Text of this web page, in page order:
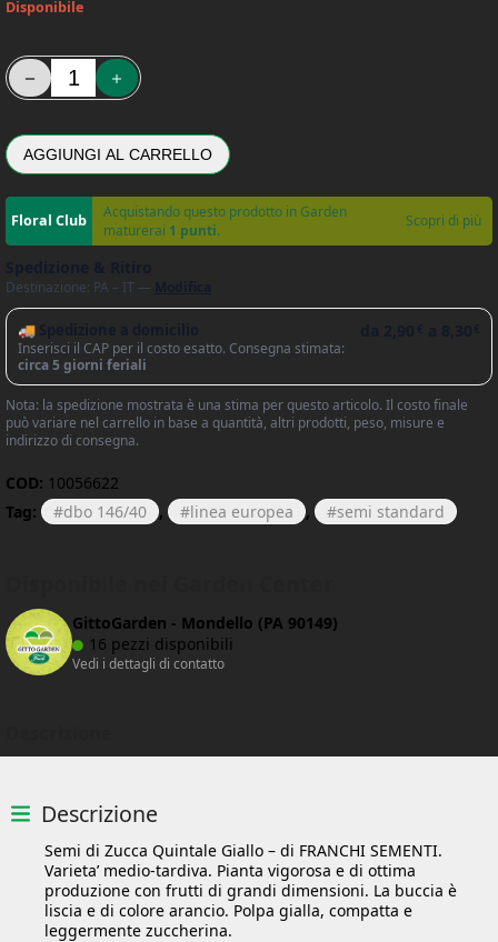
Disponibile
Semi di Zucchino Alberello di Sarzana - Franchi sementi quantità
AGGIUNGI AL CARRELLO
Acquistando questo prodotto in Garden
maturerai 1 punti. Scopri di più
Destinazione: PA – IT —
🚚 Spedizione a domicilio
Inserisci il CAP per il costo esatto. Consegna stimata:
circa 5 giorni feriali
Nota: la spedizione mostrata è una stima per questo articolo. Il costo finale
può variare nel carrello in base a quantità, altri prodotti, peso, misure e
indirizzo di consegna.
COD: 10056622
Tag:
dbo 146/40 , linea europea , semi standard
GittoGarden - Mondello (PA 90149)
16 pezzi disponibili
Vedi i dettagli di contatto
Descrizione
Semi di Zucca Quintale Giallo – di FRANCHI SEMENTI.
Varieta’ medio-tardiva. Pianta vigorosa e di ottima
produzione con frutti di grandi dimensioni. La buccia è
liscia e di colore arancio. Polpa gialla, compatta e
leggermente zuccherina.